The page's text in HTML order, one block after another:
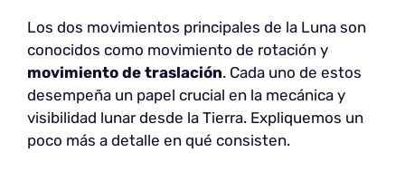
Los dos movimientos principales de la Luna son
conocidos como movimiento de rotación y
movimiento de traslación. Cada uno de estos
desempeña un papel crucial en la mecánica y
visibilidad lunar desde la Tierra. Expliquemos un
poco más a detalle en qué consisten.